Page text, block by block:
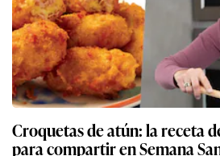
Croquetas de atún: la receta
para compartir en Semana